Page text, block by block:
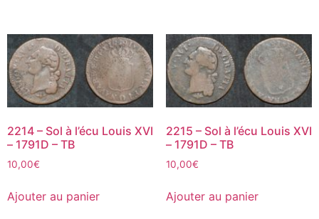
2214 – Sol à l’écu Louis XVI
– 1791D – TB
10,00€
Ajouter au panier
2215 – Sol à l’écu Louis XVI
– 1791D – TB
10,00€
Ajouter au panier